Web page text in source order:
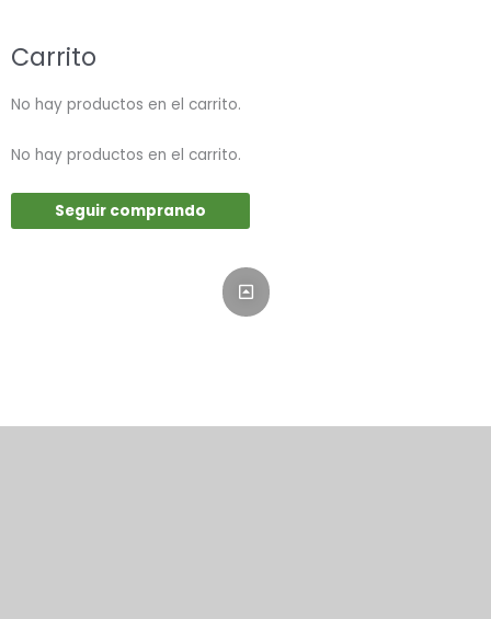
Carrito
No hay productos en el carrito.
No hay productos en el carrito.
Seguir comprando